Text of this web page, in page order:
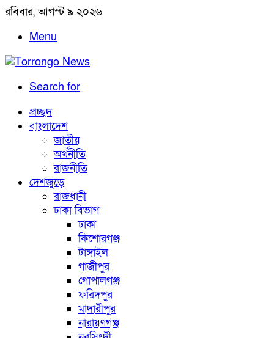
রবিবার, আগস্ট ৯ ২০২৬
Menu
Search for
প্রচ্ছদ
বাংলাদেশ
জাতীয়
অর্থনীতি
রাজনীতি
দেশজুড়ে
রাজধানী
ঢাকা বিভাগ
ঢাকা
কিশোরগঞ্জ
টাঙ্গাইল
গাজীপুর
গোপালগঞ্জ
ফরিদপুর
মাদারীপুর
নারায়ণগঞ্জ